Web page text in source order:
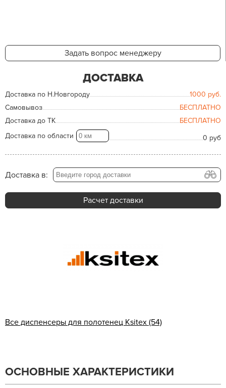
Задать вопрос менеджеру
ДОСТАВКА
Доставка по Н.Новгороду 1000 руб.
Самовывоз
БЕСПЛАТНО
Доставка до ТК
БЕСПЛАТНО
Доставка по области
0 руб
Доставка в:
Расчет доставки
Все диспенсеры для полотенец Ksitex (54)
ОСНОВНЫЕ ХАРАКТЕРИСТИКИ